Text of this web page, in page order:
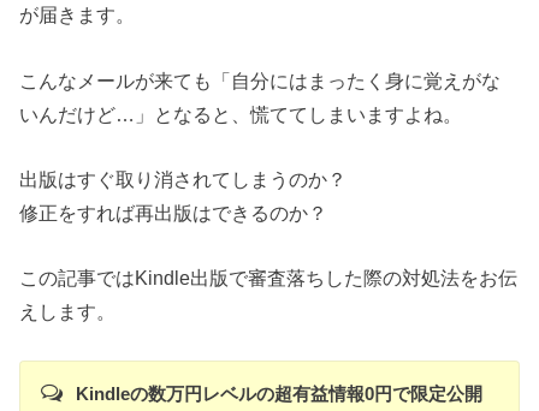
が届きます。
こんなメールが来ても「自分にはまったく身に覚えがな
いんだけど…」となると、慌ててしまいますよね。
出版はすぐ取り消されてしまうのか？
修正をすれば再出版はできるのか？
この記事ではKindle出版で審査落ちした際の対処法をお伝
えします。
Kindleの数万円レベルの超有益情報0円で限定公開